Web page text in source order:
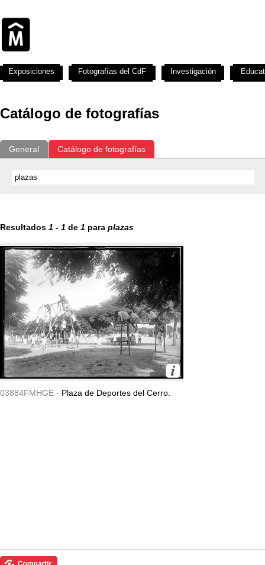
Catálogo de fotografías
General Catálogo de fotografías
Resultados 1 - 1 de 1 para plazas
03884FMHGE - Plaza de Deportes del Cerro.
Exposiciones Fotografías del CdF Investigación